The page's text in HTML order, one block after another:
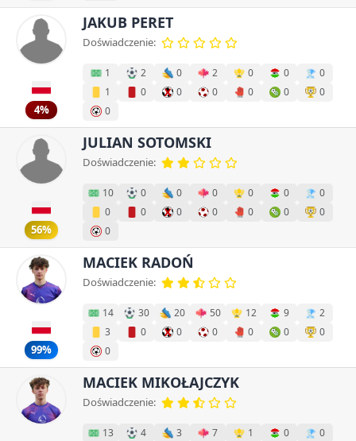
4%
JAKUB PERET
Doświadczenie:
1 2 0 2 0 0
0
1
0 0 0 0 0
0
0
56%
JULIAN SOTOMSKI
Doświadczenie:
10 0 0 0 0 0
0
0
0 0 0 0 0
0
0
99%
MACIEK RADOŃ
Doświadczenie:
14 30 20 50 12 9
2
3
0 0 0 0 0
0
0
MACIEK MIKOŁAJCZYK
Doświadczenie:
13 4 3 7 1 0 0